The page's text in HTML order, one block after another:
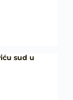
sud u